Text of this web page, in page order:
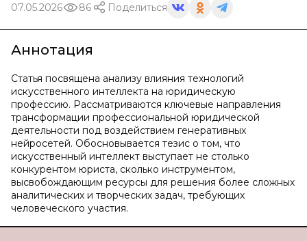
07.05.2026 86 Поделиться
Аннотация
Статья посвящена анализу влияния технологий
искусственного интеллекта на юридическую
профессию. Рассматриваются ключевые направления
трансформации профессиональной юридической
деятельности под воздействием генеративных
нейросетей. Обосновывается тезис о том, что
искусственный интеллект выступает не столько
конкурентом юриста, сколько инструментом,
высвобождающим ресурсы для решения более сложных
аналитических и творческих задач, требующих
человеческого участия.